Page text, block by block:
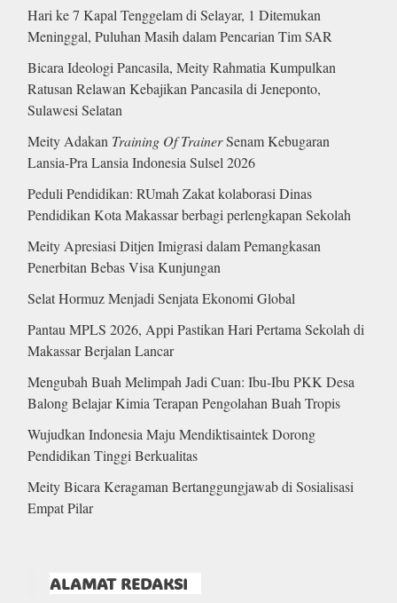
Hari ke 7 Kapal Tenggelam di Selayar, 1 Ditemukan
Meninggal, Puluhan Masih dalam Pencarian Tim SAR
Bicara Ideologi Pancasila, Meity Rahmatia Kumpulkan
Ratusan Relawan Kebajikan Pancasila di Jeneponto,
Sulawesi Selatan
Meity Adakan Training Of TrainerSenam Kebugaran
Lansia-Pra Lansia Indonesia Sulsel 2026
Peduli Pendidikan: RUmah Zakat kolaborasi Dinas
Pendidikan Kota Makassar berbagi perlengkapan Sekolah
Meity Apresiasi Ditjen Imigrasi dalam Pemangkasan
Penerbitan Bebas Visa Kunjungan
Selat Hormuz Menjadi Senjata Ekonomi Global
Pantau MPLS 2026, Appi Pastikan Hari Pertama Sekolah di
Makassar Berjalan Lancar
Mengubah Buah Melimpah Jadi Cuan: Ibu-Ibu PKK Desa
Balong Belajar Kimia Terapan Pengolahan Buah Tropis
Wujudkan Indonesia Maju Mendiktisaintek Dorong
Pendidikan Tinggi Berkualitas
Meity Bicara Keragaman Bertanggungjawab di Sosialisasi
Empat Pilar
ALAMAT REDAKSI